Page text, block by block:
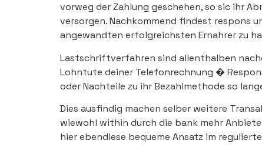
vorweg der Zahlung geschehen, so sic ihr
versorgen. Nachkommend findest respons
angewandten erfolgreichsten Ernahrer zu
Lastschriftverfahren sind allenthalben
Lohntute deiner Telefonrechnung �
oder Nachteile zu ihr Bezahlmethode so
Dies ausfindig machen selber weitere
wiewohl within durch die bank mehr
hier ebendiese bequeme Ansatz im